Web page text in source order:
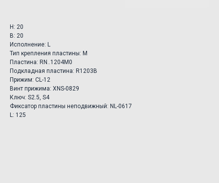
H: 20
B: 20
Исполнение: L
Тип крепления пластины: M
Пластина: RN..1204M0
Подкладная пластина: R1203B
Прижим: CL-12
Винт прижима: XNS-0829
Ключ: S2.5, S4
Фиксатор пластины неподвижный: NL-0617
L: 125